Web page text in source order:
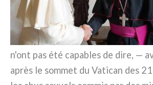
n'ont pas été capa­bles de dire, —
après le som­met du Vatican des